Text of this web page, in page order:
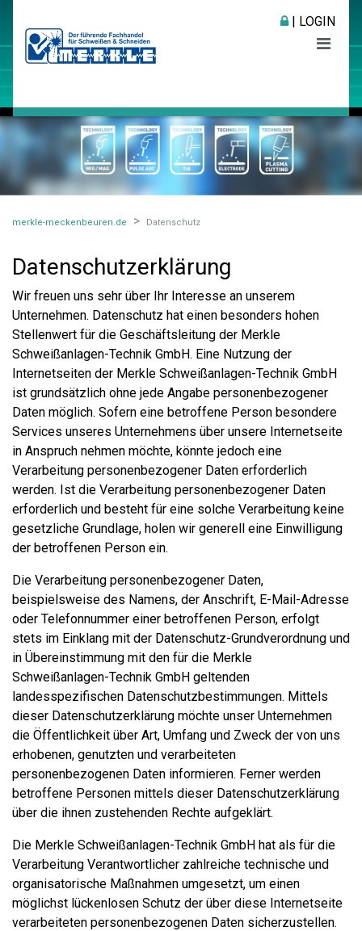
| LOGIN
merkle-meckenbeuren.de Datenschutz
Datenschutzerklärung
Wir freuen uns sehr über Ihr Interesse an unserem
Unternehmen. Datenschutz hat einen besonders hohen
Stellenwert für die Geschäftsleitung der Merkle
Schweißanlagen-Technik GmbH. Eine Nutzung der
Internetseiten der Merkle Schweißanlagen-Technik GmbH
ist grundsätzlich ohne jede Angabe personenbezogener
Daten möglich. Sofern eine betroffene Person besondere
Services unseres Unternehmens über unsere Internetseite
in Anspruch nehmen möchte, könnte jedoch eine
Verarbeitung personenbezogener Daten erforderlich
werden. Ist die Verarbeitung personenbezogener Daten
erforderlich und besteht für eine solche Verarbeitung keine
gesetzliche Grundlage, holen wir generell eine Einwilligung
der betroffenen Person ein.
Die Verarbeitung personenbezogener Daten,
beispielsweise des Namens, der Anschrift, E-Mail-Adresse
oder Telefonnummer einer betroffenen Person, erfolgt
stets im Einklang mit der Datenschutz-Grundverordnung und
in Übereinstimmung mit den für die Merkle
Schweißanlagen-Technik GmbH geltenden
landesspezifischen Datenschutzbestimmungen. Mittels
dieser Datenschutzerklärung möchte unser Unternehmen
die Öffentlichkeit über Art, Umfang und Zweck der von uns
erhobenen, genutzten und verarbeiteten
personenbezogenen Daten informieren. Ferner werden
betroffene Personen mittels dieser Datenschutzerklärung
über die ihnen zustehenden Rechte aufgeklärt.
Die Merkle Schweißanlagen-Technik GmbH hat als für die
Verarbeitung Verantwortlicher zahlreiche technische und
organisatorische Maßnahmen umgesetzt, um einen
möglichst lückenlosen Schutz der über diese Internetseite
verarbeiteten personenbezogenen Daten sicherzustellen.